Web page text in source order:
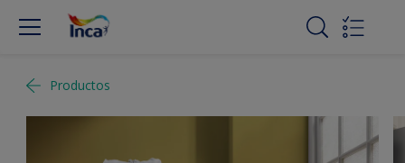
Productos